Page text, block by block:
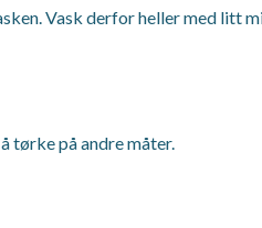
Vask derfor heller med litt
tørke på andre måter.